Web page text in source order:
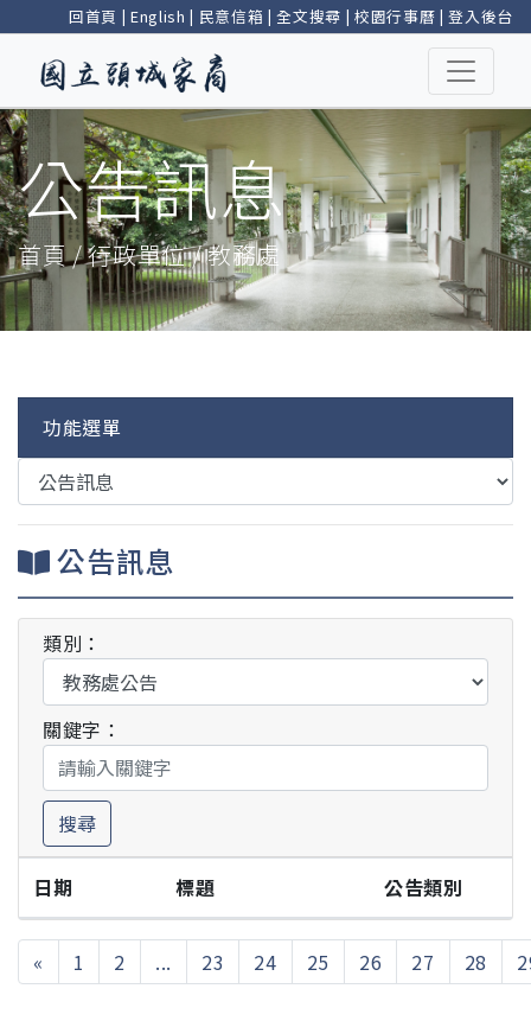
回首頁 | English | 民意信箱 |全文搜尋 | 校園行事曆 |登入後台
公告訊息
首頁 / 行政單位 / 教務處
功能選單
公告訊息
類別：
關鍵字：
搜尋
日期 標題 公告類別
« 1 2 ... 23 24 25 26 27 28